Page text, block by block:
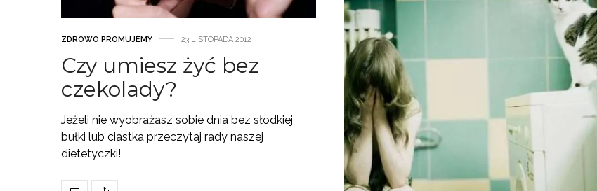
ZDROWO PROMUJEMY 23 LISTOPADA 2012
Czy umiesz żyć bez
czekolady?
Jeżeli nie wyobrażasz sobie dnia bez słodkiej
bułki lub ciastka przeczytaj rady naszej
dietetyczki!